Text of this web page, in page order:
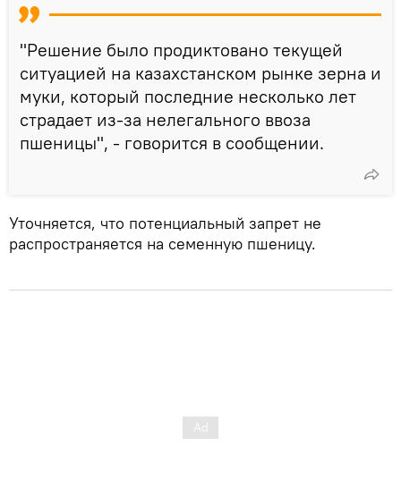
"Решение было продиктовано текущей
ситуацией на казахстанском рынке зерна и
муки, который последние несколько лет
страдает из-за нелегального ввоза
пшеницы", - говорится в сообщении.
Уточняется, что потенциальный запрет не
распространяется на семенную пшеницу.